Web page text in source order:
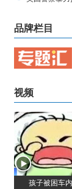
品牌栏目
视频
孩子被困车